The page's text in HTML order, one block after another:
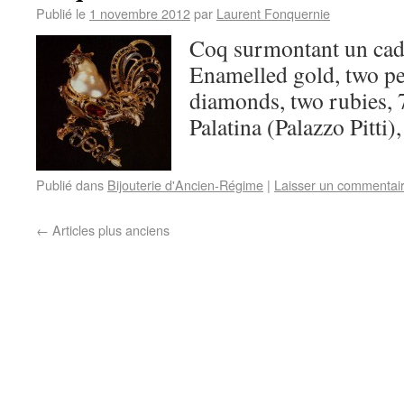
Publié le 1 novembre 2012par Laurent Fonquernie
Coq surmontant un
Enamelled gold, two
diamonds, two rubies,
Palatina (Palazzo
Publié dans Bijouterie d'Ancien-Régime | Laisser un
← Articles plus anciens